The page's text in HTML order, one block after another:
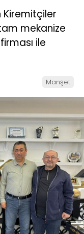
Kiremitçiler
mekanize
ile
Manşet